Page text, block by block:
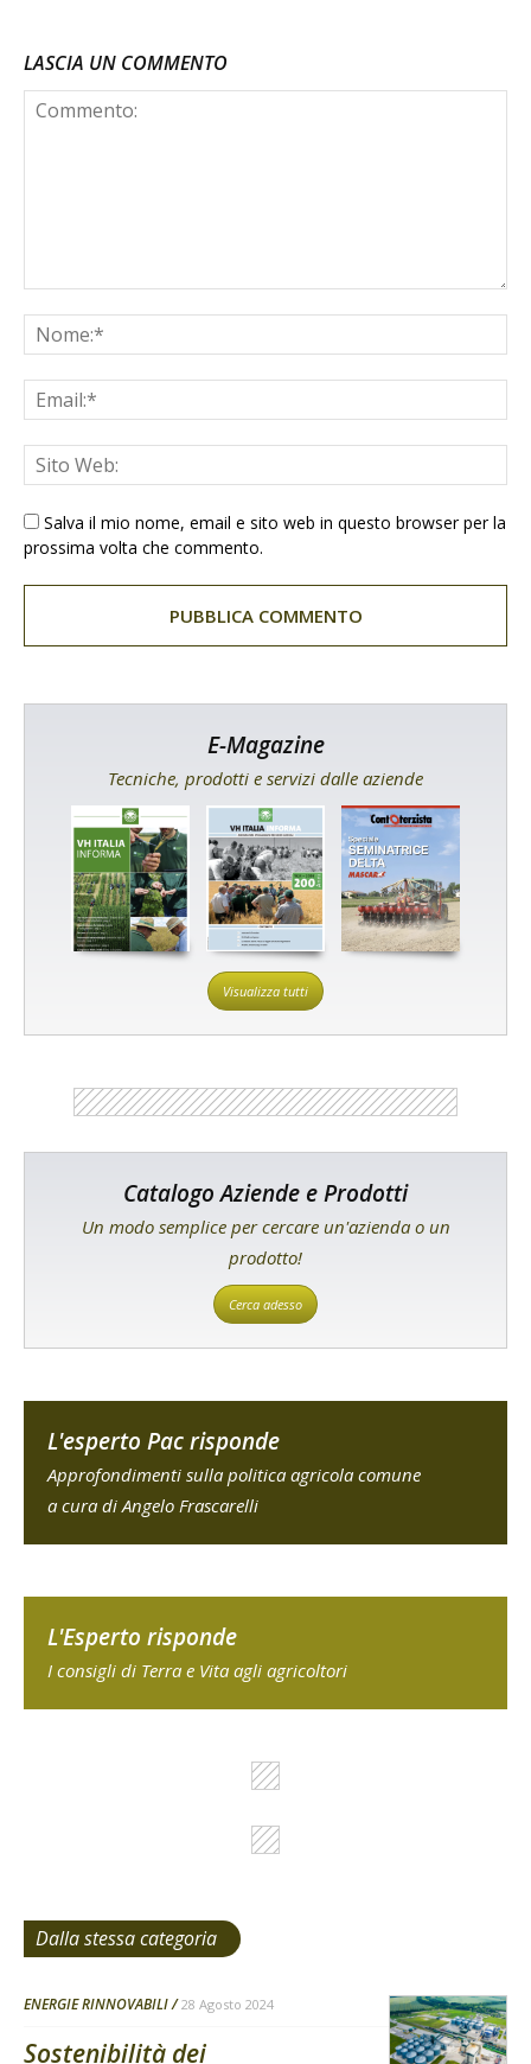
LASCIA UN COMMENTO
Salva il mio nome, email e sito web in questo browser per la
prossima volta che commento.
E-Magazine
Tecniche, prodotti e servizi dalle aziende
Visualizza tutti
Catalogo Aziende e Prodotti
Un modo semplice per cercare un'azienda o un
prodotto!
Cerca adesso
L'esperto Pac risponde
Approfondimenti sulla politica agricola comune
a cura di Angelo Frascarelli
L'Esperto risponde
I consigli di Terra e Vita agli agricoltori
Dalla stessa categoria
ENERGIE RINNOVABILI 28 Agosto 2024
Sostenibilità dei